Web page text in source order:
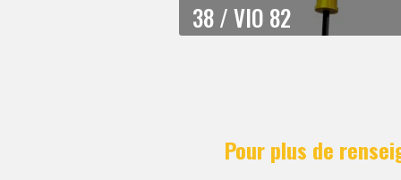
38 / VIO 82
Pour plus de